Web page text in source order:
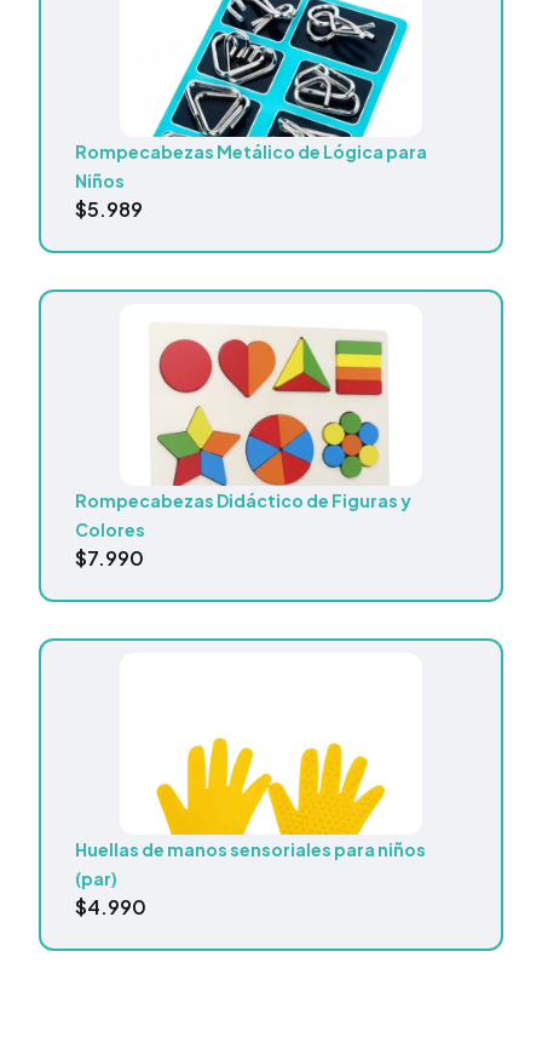
Rompecabezas Metálico de Lógica para
Niños
$5.989
Rompecabezas Didáctico de Figuras y
Colores
$7.990
Huellas de manos sensoriales para niños
(par)
$4.990